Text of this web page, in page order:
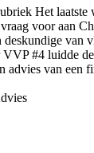
Het laatste
voor aan
van
#4 luidde
advies van een